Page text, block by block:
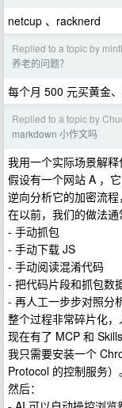
netcup 、racknerd
Replied to a topic by
养老的问题？
每个月 500 元买黄金
Replied to a topic by
markdown 小作文吗
我用一个实际场景解释
假设有一个网站 A ，
逆向分析它的加密流程
在以前，我们的做法通
- 手动抓包
- 手动下载 JS
- 手动阅读混淆代码
- 把代码片段和抓包数
- 再人工一步步对照分
整个过程非常碎片化，
现在有了 MCP 和
我只需要安装一个
Protocol 的控制服务）。
然后：